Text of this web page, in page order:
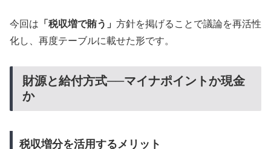
今回は 「税収増で賄う」 方針を掲げることで議論を再活性
化し、再度テーブルに載せた形です。
財源と給付方式──マイナポイントか現金
か
税収増分を活用するメリット